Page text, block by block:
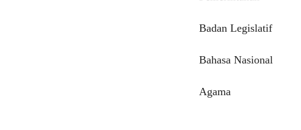
Badan Legislatif
Bahasa Nasional
Agama